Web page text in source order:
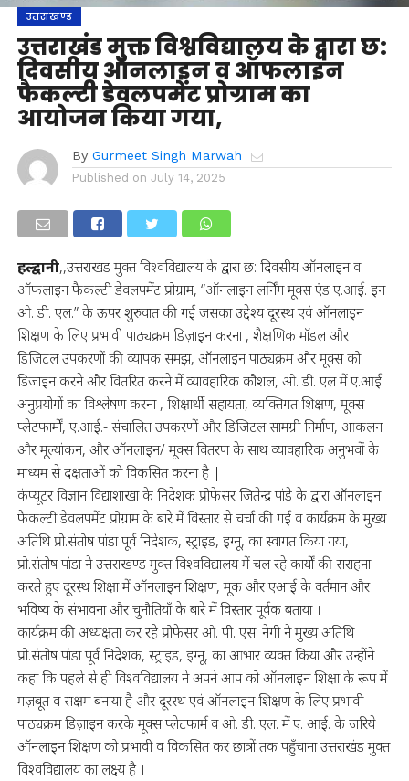
उत्तराखण्ड
उत्तराखंड मुक्त विश्वविद्यालय के द्वारा छ:
दिवसीय ऑनलाइन व ऑफलाइन
फैकल्टी डेवलपमेंट प्रोग्राम का
आयोजन किया गया,
By Gurmeet Singh Marwah
Published on July 14, 2025
हल्द्वानी,,उत्तराखंड मुक्त विश्वविद्यालय के द्वारा छ: दिवसीय ऑनलाइन व
ऑफलाइन फैकल्टी डेवलपमेंट प्रोग्राम, “ऑनलाइन लर्निंग मूक्स एंड ए.आई. इन
ओ. डी. एल.” के ऊपर शुरुवात की गई जसका उद्देश्य दूरस्थ एवं ऑनलाइन
शिक्षण के लिए प्रभावी पाठ्यक्रम डिज़ाइन करना , शैक्षणिक मॉडल और
डिजिटल उपकरणों की व्यापक समझ, ऑनलाइन पाठ्यक्रम और मूक्स को
डिजाइन करने और वितरित करने में व्यावहारिक कौशल, ओ. डी. एल में ए.आई
अनुप्रयोगों का विश्लेषण करना , शिक्षार्थी सहायता, व्यक्तिगत शिक्षण, मूक्स
प्लेटफार्मों, ए.आई.- संचालित उपकरणों और डिजिटल सामग्री निर्माण, आकलन
और मूल्यांकन, और ऑनलाइन/ मूक्स वितरण के साथ व्यावहारिक अनुभवों के
माध्यम से दक्षताओं को विकसित करना है |
कंप्यूटर विज्ञान विद्याशाखा के निदेशक प्रोफेसर जितेन्द्र पांडे के द्वारा ऑनलाइन
फैकल्टी डेवलपमेंट प्रोग्राम के बारे में विस्तार से चर्चा की गई व कार्यक्रम के मुख्य
अतिथि प्रो.संतोष पांडा पूर्व निदेशक, स्ट्राइड, इग्नू, का स्वागत किया गया,
प्रो.संतोष पांडा ने उत्तराखण्ड मुक्त विश्वविद्यालय में चल रहे कार्यों की सराहना
करते हुए दूरस्थ शिक्षा में ऑनलाइन शिक्षण, मूक और एआई के वर्तमान और
भविष्य के संभावना और चुनौतियाँ के बारे में विस्तार पूर्वक बताया ।
कार्यक्रम की अध्यक्षता कर रहे प्रोफेसर ओ. पी. एस. नेगी ने मुख्य अतिथि
प्रो.संतोष पांडा पूर्व निदेशक, स्ट्राइड, इग्नू, का आभार व्यक्त किया और उन्होंने
कहा कि पहले से ही विश्वविद्यालय ने अपने आप को ऑनलाइन शिक्षा के रूप में
मज़बूत व सक्षम बनाया है और दूरस्थ एवं ऑनलाइन शिक्षण के लिए प्रभावी
पाठ्यक्रम डिज़ाइन करके मूक्स प्लेटफार्म व ओ. डी. एल. में ए. आई. के जरिये
ऑनलाइन शिक्षण को प्रभावी व विकसित कर छात्रों तक पहुँचाना उत्तराखंड मुक्त
विश्वविद्यालय का लक्ष्य है ।